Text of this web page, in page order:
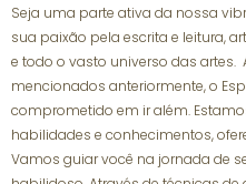
Seja uma parte ativa da nossa
sua paixão pela escrita e leitura,
e todo o vasto universo das artes.
mencionados anteriormente, o
comprometido em ir além.
habilidades e conhecimentos,
Vamos guiar você na jornada de